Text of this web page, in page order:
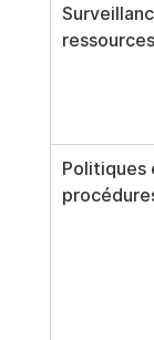
ressources
Politiques